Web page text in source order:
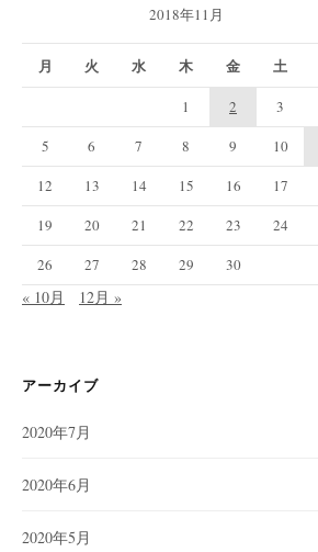
2018年11月
月 火 水 木 金 土
1 2 3
5
6 7 8 9 10
12
13 14 15 16 17
19
20 21 22 23 24
26
27 28 29 30
« 10月 12月 »
アーカイブ
2020年7月
2020年6月
2020年5月